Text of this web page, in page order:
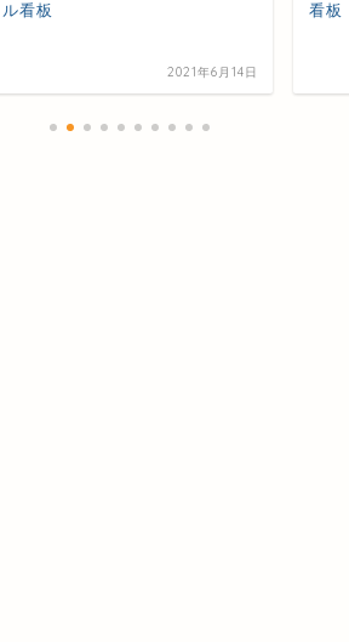
ル看板
2021年6月14日
看板